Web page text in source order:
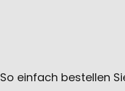
So einfach bestellen